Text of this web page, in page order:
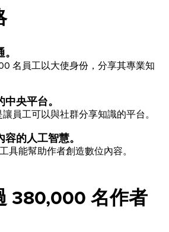
名員工以大使身份，分享其專業知
央平台。
員工可以與社群分享知識的平台。
的人工智慧。
具能幫助作者創造數位內容。
380,000 名作者